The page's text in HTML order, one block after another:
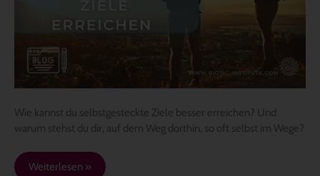
Wie kannst du selbstgesteckte Ziele besser erreichen? Und
warum stehst du dir, auf dem Weg dorthin, so oft selbst im Wege?
Weiterlesen »